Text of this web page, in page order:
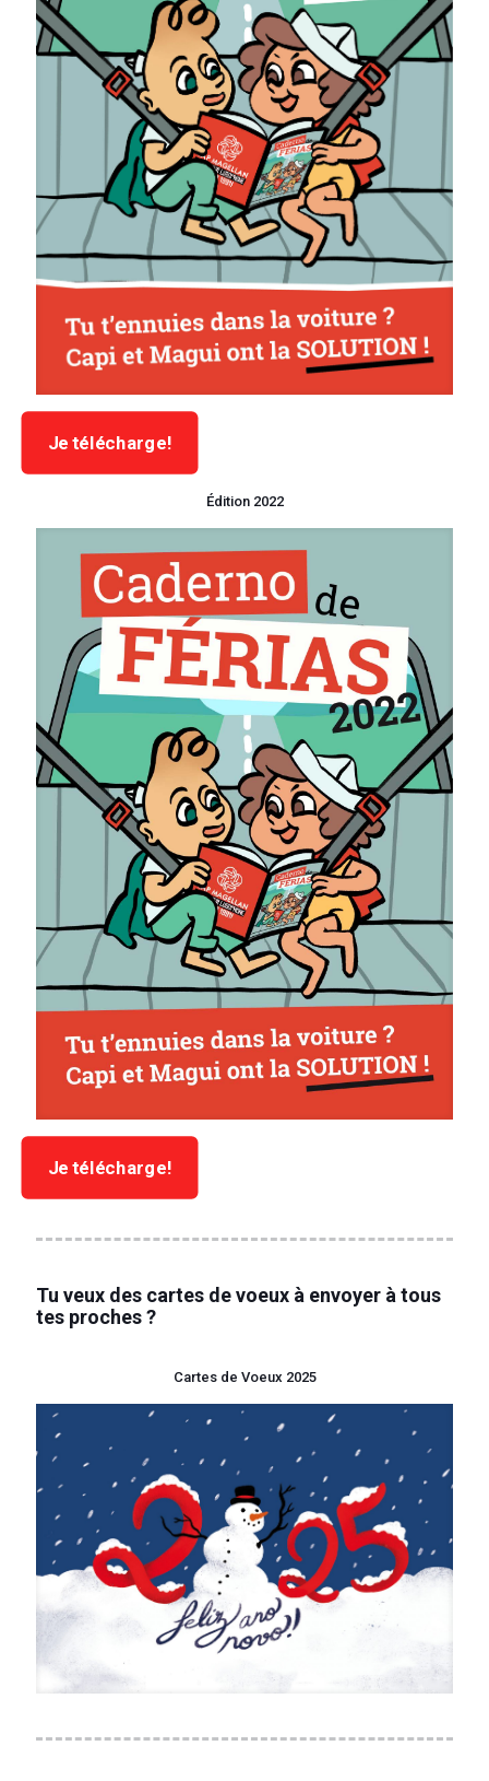
Je télécharge!
Édition 2022
Je télécharge!
Tu veux des cartes de voeux à envoyer à tous
tes proches ?
Cartes de Voeux 2025